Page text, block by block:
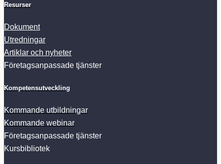
Resurser
Dokument
Utredningar
Artiklar och nyheter
Företagsanpassade tjänster
Kompetensutveckling
Kommande utbildningar
Kommande webinar
Företagsanpassade tjänster
Kursbibliotek